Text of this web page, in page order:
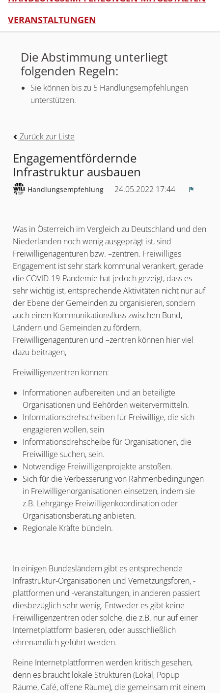
VERANSTALTUNGEN
Die Abstimmung unterliegt
folgenden Regeln:
Sie können bis zu 5 Handlungsempfehlungen
unterstützen.
Zurück zur Liste
Engagementfördernde
Infrastruktur ausbauen
Handlungsempfehlung 24.05.2022 17:44
Was in Österreich im Vergleich zu Deutschland und den
Niederlanden noch wenig ausgeprägt ist, sind
Freiwilligenagenturen bzw. –zentren. Freiwilliges
Engagement ist sehr stark kommunal verankert, gerade
die COVID-19-Pandemie hat jedoch gezeigt, dass es
sehr wichtig ist, entsprechende Aktivitäten nicht nur auf
der Ebene der Gemeinden zu organisieren, sondern
auch einen Kommunikationsfluss zwischen Bund,
Ländern und Gemeinden zu fördern.
Freiwilligenagenturen und –zentren können hier viel
dazu beitragen,
Freiwilligenzentren können:
Informationen aufbereiten und an beteiligte
Organisationen und Behörden weitervermitteln.
Informationsdrehscheiben für Freiwillige, die sich
engagieren wollen, sein
Informationsdrehscheibe für Organisationen, die
Freiwillige suchen, sein.
Notwendige Freiwilligenprojekte anstoßen.
Sich für die Verbesserung von Rahmenbedingungen
in Freiwilligenorganisationen einsetzen, indem sie
z.B. Lehrgänge Freiwilligenkoordination oder
Organisationsberatung anbieten.
Regionale Kräfte bündeln.
In einigen Bundesländern gibt es entsprechende
Infrastruktur-Organisationen und Vernetzungsforen, -
plattformen und -veranstaltungen, in anderen passiert
diesbezüglich sehr wenig. Entweder es gibt keine
Freiwilligenzentren oder solche, die z.B. nur auf einer
Internetplattform basieren, oder ausschließlich
ehrenamtlich geführt werden.
Reine Internetplattformen werden kritisch gesehen,
denn es braucht lokale Strukturen (Lokal, Popup
Räume, Café, offene Räume), die gemeinsam mit einem